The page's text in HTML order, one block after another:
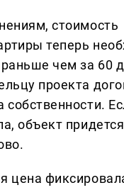
стоимость
теперь
чем за 60
проекта
собственности.
объект придется
цена